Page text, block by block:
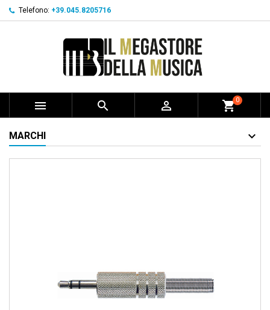
Telefono: +39.045.8205716
   shopping_cart0
MARCHI